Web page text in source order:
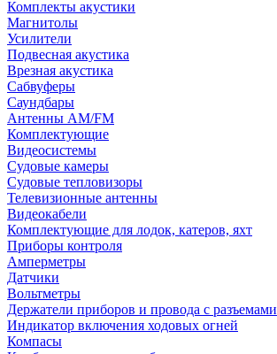
Комплекты акустики
Магнитолы
Усилители
Подвесная акустика
Врезная акустика
Сабвуферы
Саундбары
Антенны AM/FM
Комплектующие
Видеосистемы
Судовые камеры
Cудовые тепловизоры
Телевизионные антенны
Видеокабели
Комплектующие для лодок, катеров, яхт
Приборы контроля
Амперметры
Датчики
Вольтметры
Держатели приборов и провода с разъемами
Индикатор включения ходовых огней
Компасы